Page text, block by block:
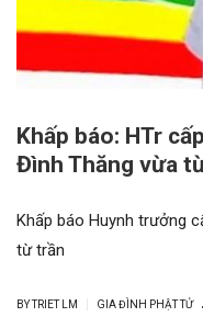
Khấp báo: HTr
Đình Thăng vừa
Khấp báo Huynh trưởng
từ trần
BYTRIET LM GIA ĐÌNH PHẬT TỬ .